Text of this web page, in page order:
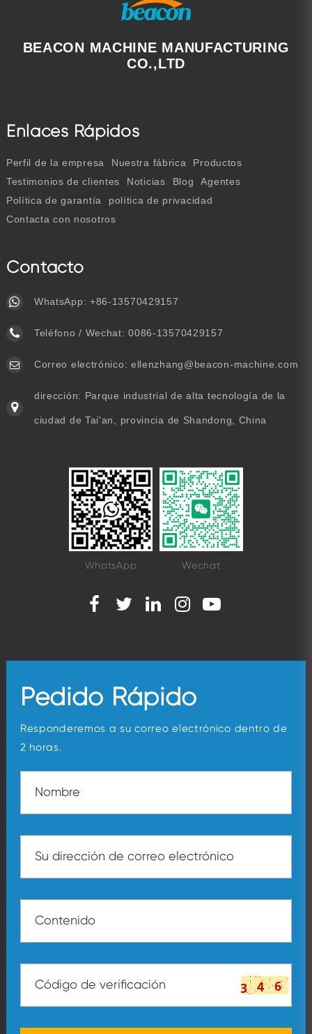
BEACON MACHINE MANUFACTURING
CO.,LTD
Enlaces Rápidos
Perfil de la empresa Nuestra fábrica
Productos
Testimonios de clientes
Noticias Blog
Agentes
Política de garantía
política de privacidad
Contacta con nosotros
Contacto
WhatsApp: +86-13570429157
Teléfono / Wechat:0086-13570429157
Correo electrónico: ellenzhang@beacon-machine.com
dirección: Parque industrial de alta tecnología de la
ciudad de Tai'an, provincia de Shandong, China
WhatsApp Wechat
Pedido Rápido
Responderemos a su correo electrónico dentro de
2 horas.